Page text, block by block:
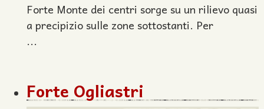
Forte Monte dei centri sorge su un rilievo quasi
a precipizio sulle zone sottostanti. Per
...
Forte Ogliastri